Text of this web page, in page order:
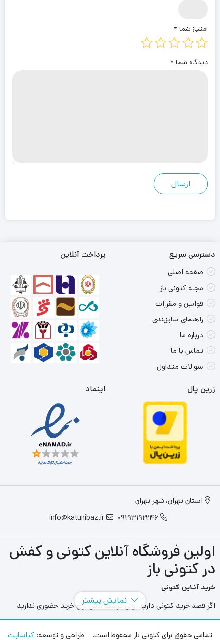
امتیاز شما *
دیدگاه شما *
دسترسی سریع
صفحه اصلی
مجله کتونی باز
قوانین و مقررات
راهنمای سایزبندی
درباره ما
تماس با ما
سوالات متداول
پرداخت آنلاین
زرین پال اینماد
استان تهران، شهر تهران
09193192246
info@katunibaz.ir
اولین فروشگاه آنلاین کتونی و کفش
در کتونی باز
خرید آنلاین کتونی
اگر قصد خرید کتونی دارید، ولی فرصت کافی برای خرید حضوری ندارید
آنها را انتخاب کنید و در هر محل و هر زمانی بدون محدودیت مدل های
نمایش بیشتر
تمامی حقوق برای کتونی باز محفوظ است. طراحی و توسعه: کیاسایت